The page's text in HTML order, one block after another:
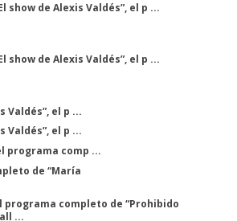
show de Alexis Valdés”, el p ...
show de Alexis Valdés”, el p ...
Valdés”, el p ...
Valdés”, el p ...
programa comp ...
de “María
programa completo de “Prohibido
...